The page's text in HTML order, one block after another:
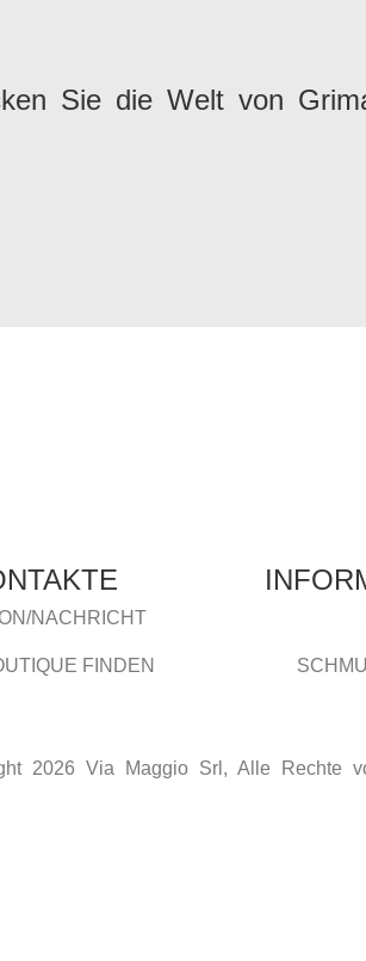
Sie die Welt von
NACHRICHT
FINDEN
2026 Via Maggio Srl, Alle Rechte